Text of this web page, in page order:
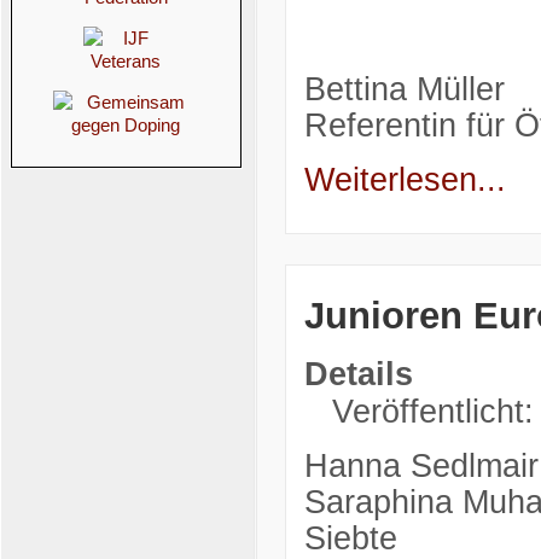
Bettina Müller
Referentin für
Weiterlesen...
Junioren
Details
Hanna
Saraphina
Siebte